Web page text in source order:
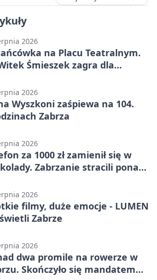
2026
na Placu Teatralnym.
Śmieszek zagra dla
2026
Wyszkoni zaśpiewa na 104.
Zabrza
2026
za 1000 zł zamienił się w
Zabrzanie stracili ponad
2026
filmy, duże emocje - LUMEN
Zabrze
2026
dwa promile na rowerze w
Skończyło się mandatem